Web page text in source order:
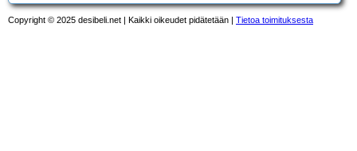
Copyright © 2025 desibeli.net | Kaikki oikeudet pidätetään | Tietoa toimituksesta